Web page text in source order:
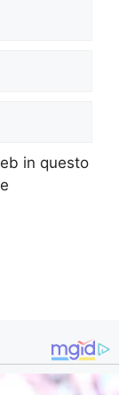
in questo